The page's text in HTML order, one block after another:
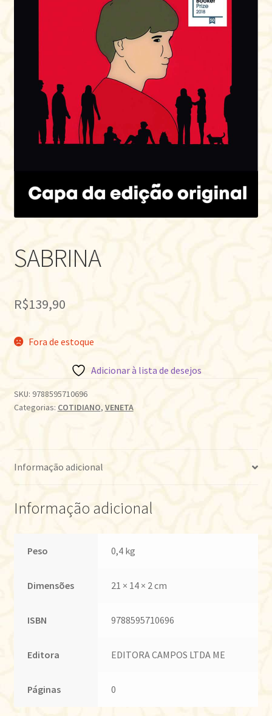
SABRINA
R$139,90
Fora de estoque
Adicionar à lista de desejos
SKU: 9788595710696
Categorias: COTIDIANO, VENETA
Informação adicional
Informação adicional
Peso 0,4 kg
Dimensões 21 × 14 × 2 cm
ISBN 9788595710696
Editora EDITORA CAMPOS LTDA ME
Páginas 0